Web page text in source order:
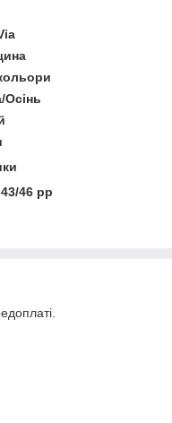
Осінь
46 pp